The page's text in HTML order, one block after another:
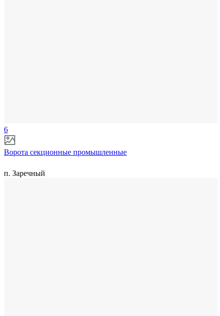
6
Ворота секционные промышленные
п. Заречный